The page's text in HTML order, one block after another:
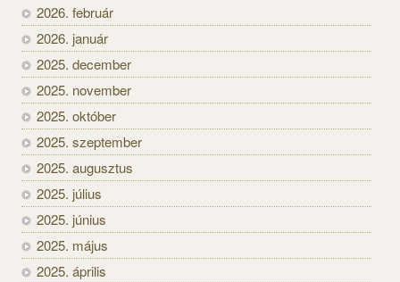
2026. február
2026. január
2025. december
2025. november
2025. október
2025. szeptember
2025. augusztus
2025. július
2025. június
2025. május
2025. április